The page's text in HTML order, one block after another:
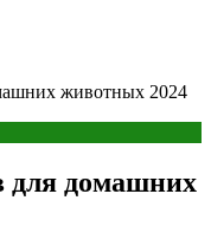
животных 2024
для домашних